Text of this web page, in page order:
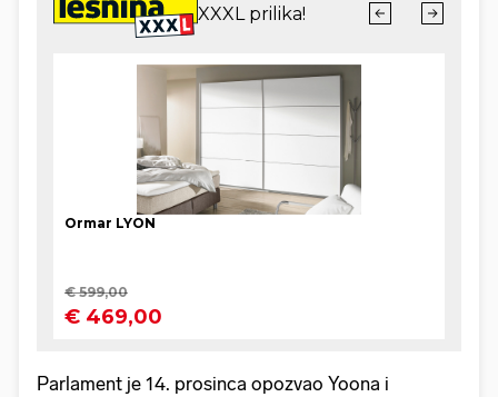
Parlament je 14. prosinca opozvao Yoona i